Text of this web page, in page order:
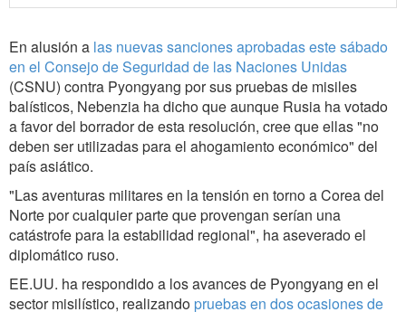
En alusión a las nuevas sanciones aprobadas este sábado
en el Consejo de Seguridad de las Naciones Unidas
(CSNU) contra Pyongyang por sus pruebas de misiles
balísticos, Nebenzia ha dicho que aunque Rusia ha votado
a favor del borrador de esta resolución, cree que ellas "no
deben ser utilizadas para el ahogamiento económico" del
país asiático.
"Las aventuras militares en la tensión en torno a Corea del
Norte por cualquier parte que provengan serían una
catástrofe para la estabilidad regional", ha aseverado el
diplomático ruso.
EE.UU. ha respondido a los avances de Pyongyang en el
sector misilístico, realizando pruebas en dos ocasiones de